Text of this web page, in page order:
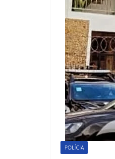
POLÍCIA